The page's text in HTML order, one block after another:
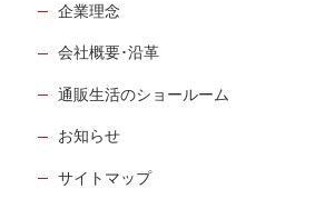
企業理念
会社概要･沿革
通販生活のショールーム
お知らせ
サイトマップ